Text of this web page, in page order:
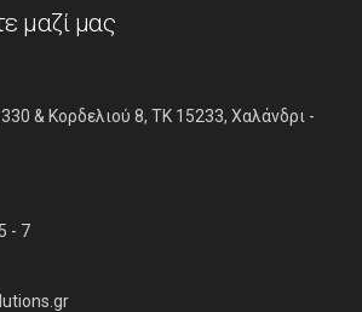
μαζί μας
& Κορδελιού 8, ΤΚ 15233, Χαλάνδρι -
- 7